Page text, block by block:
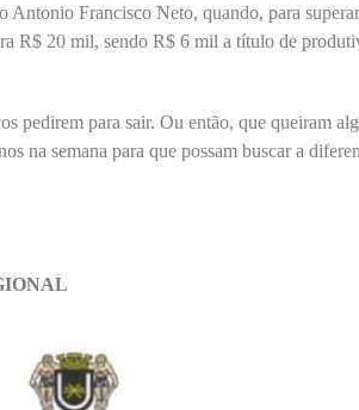
Antonio Francisco Neto, quando, para
R$ 20 mil, sendo R$ 6 mil a título de
pedirem para sair. Ou então, que queiram
na semana para que possam buscar a